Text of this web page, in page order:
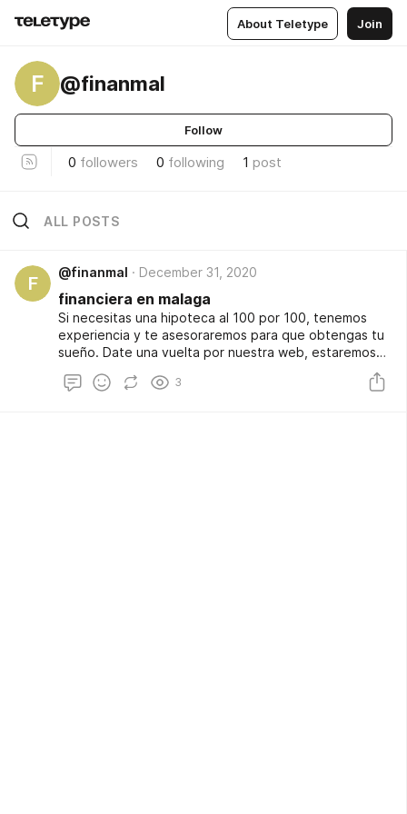
About Teletype Join
F @finanmal
Follow
0 followers 0 following 1 post
ALL POSTS
F
@finanmal December 31, 2020
financiera en malaga
Si necesitas una hipoteca al 100 por 100, tenemos
experiencia y te asesoraremos para que obtengas tu
sueño. Date una vuelta por nuestra web, estaremos
encantados de responder a cualquier duda que se te
presente. Esta es la financiera en malaga de la que
3